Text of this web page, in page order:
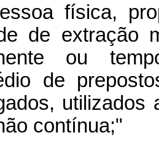
física,
de extração
ou
de
utilizados
contínua;"